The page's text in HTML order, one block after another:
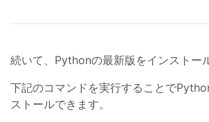
続いて、Pythonの最新版をインストー
下記のコマンドを実行することで
ストールできます。